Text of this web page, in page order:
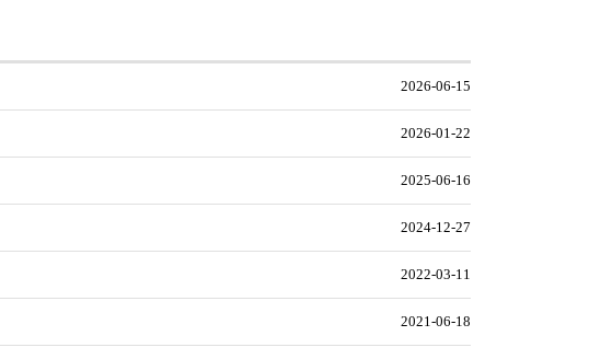
2026-06-15
2026-01-22
2025-06-16
2024-12-27
2022-03-11
2021-06-18